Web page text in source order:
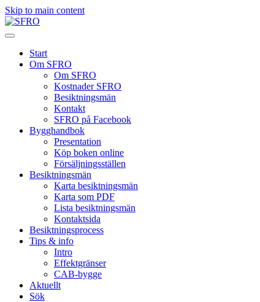
Skip to main content
Start
Om SFRO
Om SFRO
Kostnader SFRO
Besiktningsmän
Kontakt
SFRO på Facebook
Bygghandbok
Presentation
Köp boken online
Försäljningsställen
Besiktningsmän
Karta besiktningsmän
Karta som PDF
Lista besiktningsmän
Kontaktsida
Besiktningsprocess
Tips & info
Intro
Effektgränser
CAB-bygge
Aktuellt
Sök